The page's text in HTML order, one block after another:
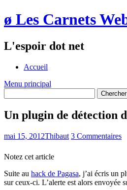
ø Les Carnets
L'espoir dot net
Accueil
Menu principal
Un plugin de détection
mai 15, 2012Thibaut 3 Commentaires
Notez cet article
Suite au hack de Pagasa, j’ai écris un
sur ceux-ci. L’alerte est alors envoyée